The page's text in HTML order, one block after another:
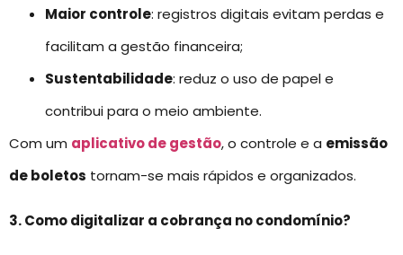
Maior controle: registros digitais evitam perdas e
facilitam a gestão financeira;
Sustentabilidade: reduz o uso de papel e
contribui para o meio ambiente.
Com um aplicativo de gestão, o controle e a emissão
de boletos tornam-se mais rápidos e organizados.
3. Como digitalizar a cobrança no condomínio?